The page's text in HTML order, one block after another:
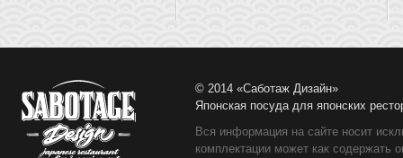
© 2014 «Саботаж Дизайн»
Японская посуда для японских
Вся информация на сайте носит
комплектации может как содержать